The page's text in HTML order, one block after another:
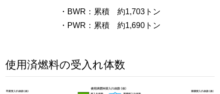
・BWR：累積 約1,703トン
・PWR：累積 約1,690トン
使用済燃料の受入れ体数